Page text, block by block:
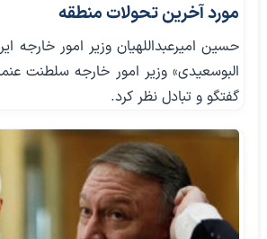
مورد آخرین تحولات منطقه
حسین امیرعبداللهیان وزیر امور خارجه
البوسعیدی» وزیر امور خارجه سلطنت
گفتگو و تبادل نظر کرد.